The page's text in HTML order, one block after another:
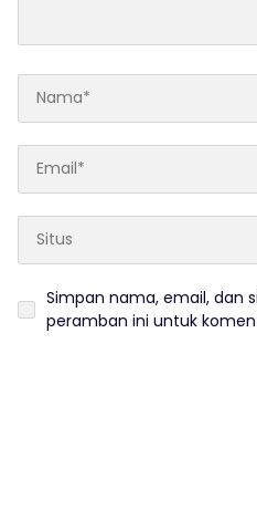
Simpan nama, email, dan
peramban ini untuk